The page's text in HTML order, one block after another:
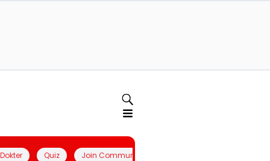
Quiz Join Community